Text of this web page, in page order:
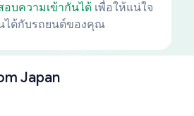
อบความเข้ากันได้เพื่อให้แน่ใจ
ได้กับรถยนต์ของคุณ
Japan